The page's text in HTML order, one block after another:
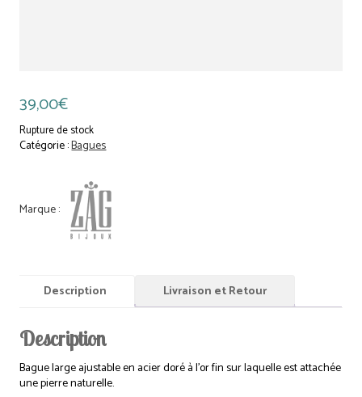
39,00€
Rupture de stock
Catégorie :Bagues
Description Livraison et Retour
Description
Bague large ajustable en acier doré à l’or fin sur laquelle est attachée
une pierre naturelle.